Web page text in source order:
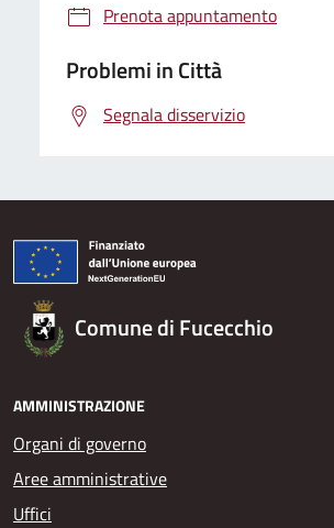
Prenota appuntamento
Problemi in Città
Segnala disservizio
Comune di Fucecchio
AMMINISTRAZIONE
Organi di governo
Aree amministrative
Uffici